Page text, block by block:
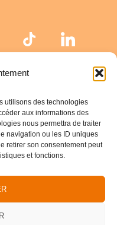
utilisons des technologies
aux informations des
nous permettra de traiter
navigation ou les ID uniques
retirer son consentement peut
et fonctions.
Provence |
Politique de
Mentions légales